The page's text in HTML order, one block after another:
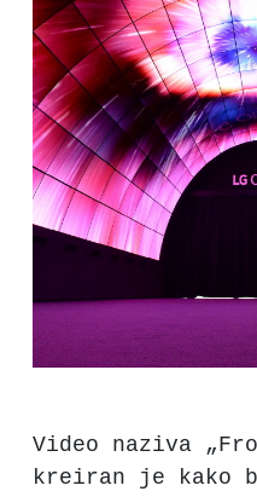
Video naziva
kreiran je kako